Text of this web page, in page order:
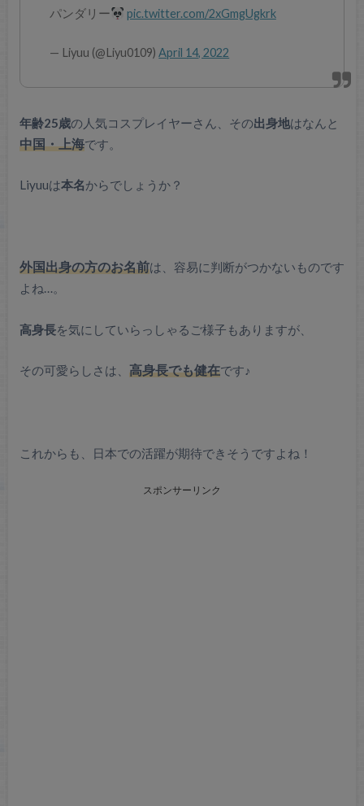
パンダリー pic.twitter.com/2xGmgUgkrk
— Liyuu (@Liyu0109)April 14, 2022
年齢25歳の人気コスプレイヤーさん、その出身地はなんと
中国・上海です。
Liyuuは本名からでしょうか？
外国出身の方のお名前は、容易に判断がつかないものです
よね…。
高身長を気にしていらっしゃるご様子もありますが、
その可愛らしさは、 高身長でも健在です♪
これからも、日本での活躍が期待できそうですよね！
スポンサーリンク